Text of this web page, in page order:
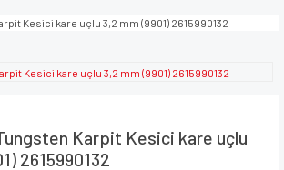
Karpit Kesici kare uçlu
2615990132